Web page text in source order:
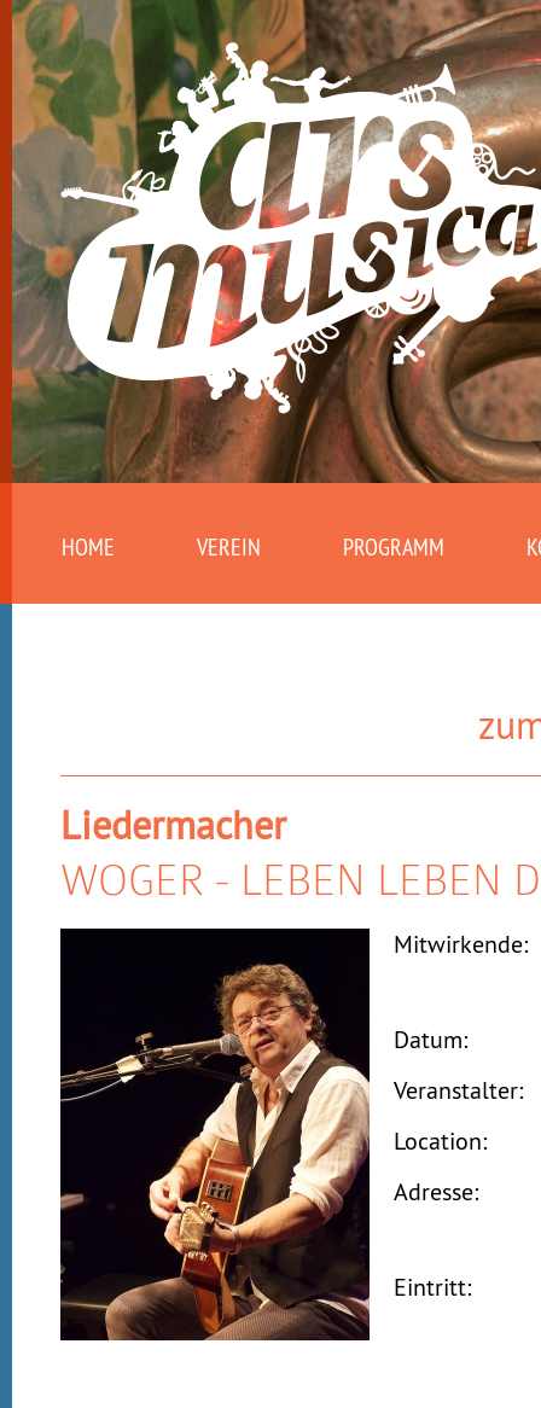
HOME VEREIN PROGRAMM
Liedermacher
WOGER - LEBEN LEBEN
Mitwirkende:
Datum:
Veranstalter:
Location:
Adresse:
Eintritt: